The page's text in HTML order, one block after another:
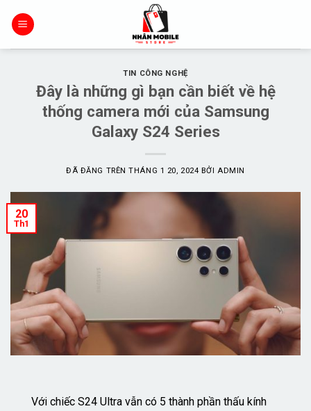
đến
TIN CÔNG NGHỆ
Đây là những gì bạn cần biết về hệ
thống camera mới của Samsung
Galaxy S24 Series
ĐÃ ĐĂNG TRÊNTHÁNG 1 20, 2024 BỞI ADMIN
20
Th1
Với chiếc S24 Ultra vẫn có 5 thành phần thấu kính